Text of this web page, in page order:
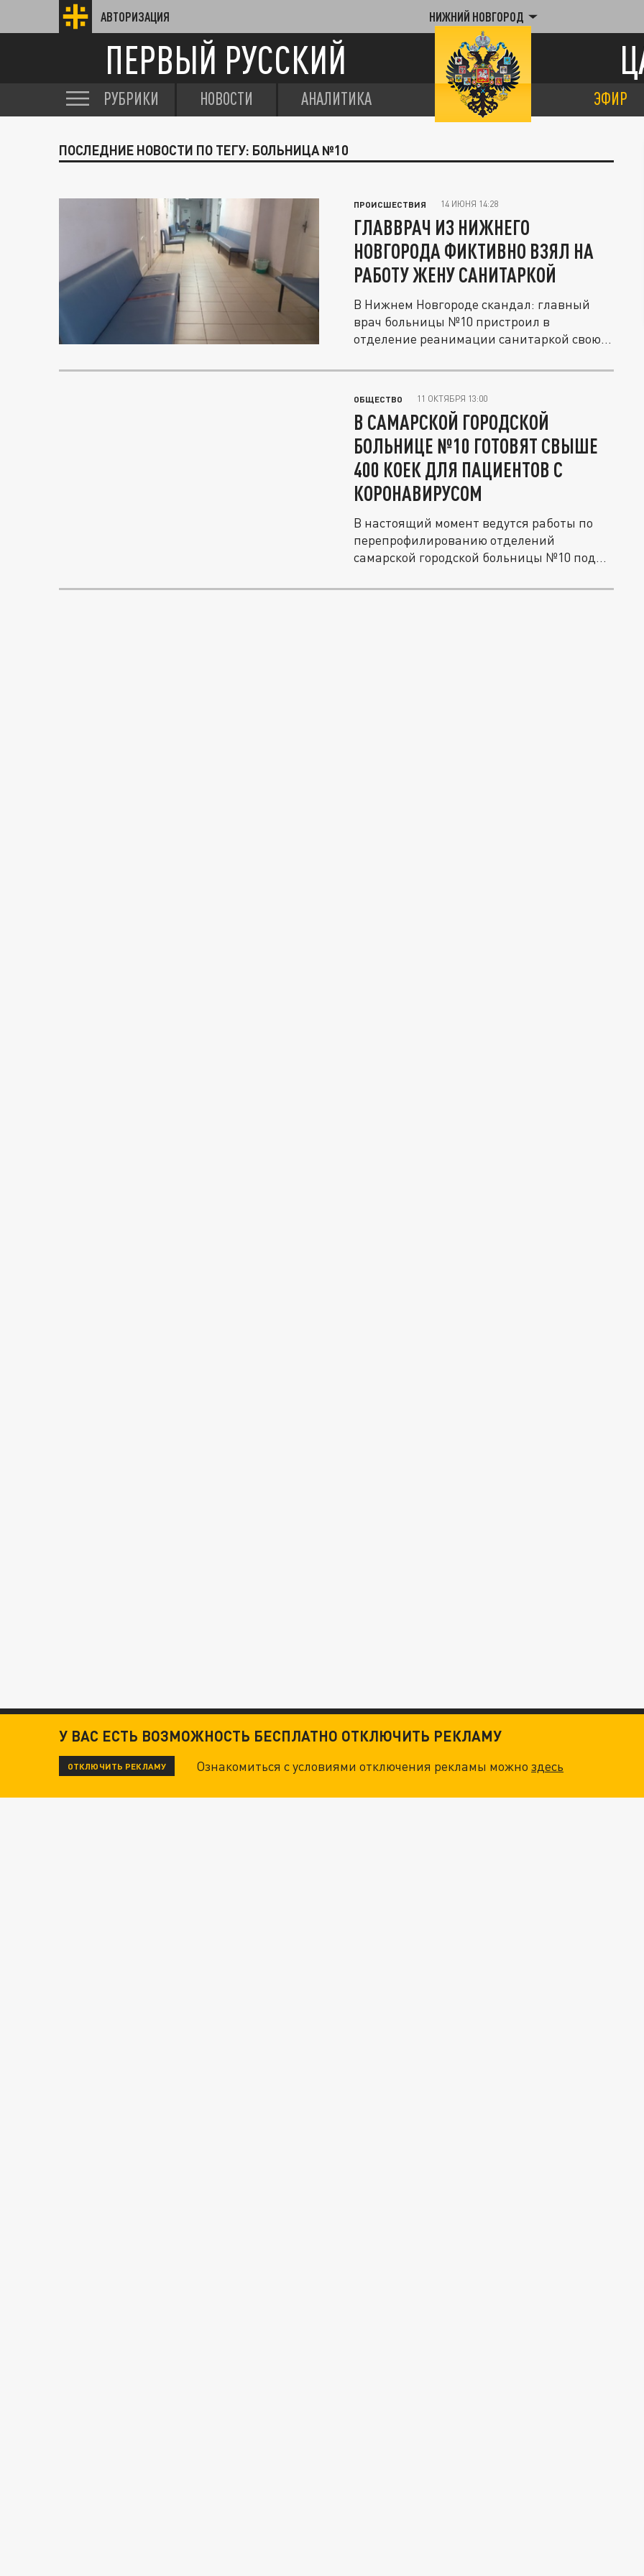
АВТОРИЗАЦИЯ НИЖНИЙ НОВГОРОД
ПЕРВЫЙ РУССКИЙ
РУБРИКИ НОВОСТИ АНАЛИТИКА ЭФИР
ПОСЛЕДНИЕ НОВОСТИ ПО ТЕГУ: БОЛЬНИЦА №10
ПРОИСШЕСТВИЯ 14 ИЮНЯ 14:28
ГЛАВВРАЧ ИЗ НИЖНЕГО
НОВГОРОДА ФИКТИВНО ВЗЯЛ НА
РАБОТУ ЖЕНУ САНИТАРКОЙ
В Нижнем Новгороде скандал: главный
врач больницы №10 пристроил в
отделение реанимации санитаркой свою
ОБЩЕСТВО 11 ОКТЯБРЯ 13:00
В САМАРСКОЙ ГОРОДСКОЙ
БОЛЬНИЦЕ №10 ГОТОВЯТ СВЫШЕ
400 КОЕК ДЛЯ ПАЦИЕНТОВ С
КОРОНАВИРУСОМ
В настоящий момент ведутся работы по
перепрофилированию отделений
самарской городской больницы №10 под
У ВАС ЕСТЬ ВОЗМОЖНОСТЬ БЕСПЛАТНО ОТКЛЮЧИТЬ РЕКЛАМУ
ОТКЛЮЧИТЬ РЕКЛАМУ Ознакомиться с условиями отключения рекламы можноздесь